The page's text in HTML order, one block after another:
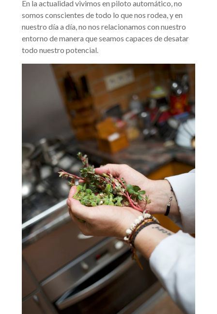
En la actualidad vivimos en piloto automático, no
somos conscientes de todo lo que nos rodea, y en
nuestro día a día, no nos relacionamos con nuestro
entorno de manera que seamos capaces de desatar
todo nuestro potencial.